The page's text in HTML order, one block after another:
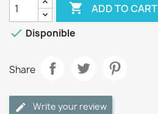
 ADD TO CART
 Disponible
Share
Write your review